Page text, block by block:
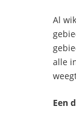
Al
alle
Een